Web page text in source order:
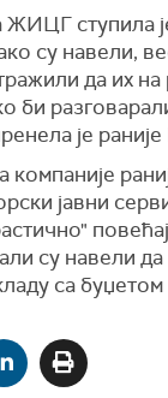
ЖИЦГ ступила
су навели,
да их
би
је
јавни
су навели да
са